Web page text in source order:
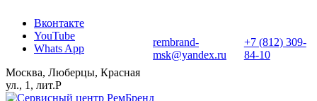
Вконтакте
YouTube
Whats App
Москва, Люберцы, Красная
ул., 1, лит.Р
rembrand-
msk@yandex.ru
+7 (812) 309-
84-10